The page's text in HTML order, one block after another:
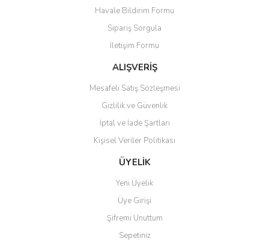
Havale Bildirim Formu
Sipariş Sorgula
İletişim Formu
ALIŞVERİŞ
Mesafeli Satış Sözleşmesi
Gizlilik ve Güvenlik
İptal ve İade Şartları
Kişisel Veriler Politikası
ÜYELİK
Yeni Üyelik
Üye Girişi
Şifremi Unuttum
Sepetiniz